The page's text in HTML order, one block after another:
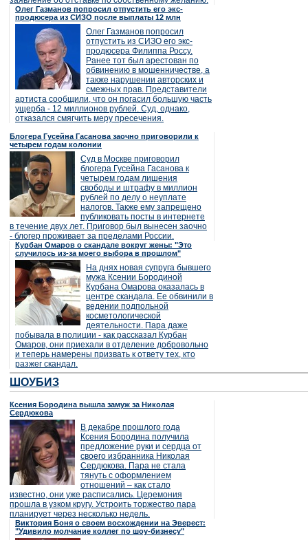
Олег Газманов попросил отпустить его экс-
продюсера из СИЗО после выплаты 12 млн
Олег Газманов попросил
отпустить из СИЗО его экс-
продюсера Филиппа Россу.
Ранее тот был арестован по
обвинению в мошенничестве, а
также нарушении авторских и
смежных прав. Представители
артиста сообщили, что он погасил большую часть
ущерба - 12 миллионов рублей. Суд, однако,
отказался смягчить меру пресечения.
Блогера Гусейна Гасанова заочно приговорили к
четырем годам колонии
Суд в Москве приговорил
блогера Гусейна Гасанова к
четырем годам лишения
свободы и штрафу в миллион
рублей по делу о неуплате
налогов. Также ему запрещено
публиковать посты в интернете
в течение двух лет. Приговор был вынесен заочно
- блогер проживает за пределами России.
Курбан Омаров о скандале вокруг жены: "Это
случилось из-за моего выбора в прошлом"
На днях новая супруга бывшего
мужа Ксении Бородиной
Курбана Омарова оказалась в
центре скандала. Ее обвинили в
ведении подпольной
косметологической
деятельности. Пара даже
побывала в полиции - как рассказал Курбан
Омаров, они приехали в отделение добровольно
и теперь намерены призвать к ответу тех, кто
разжег скандал.
ШОУБИЗ
Ксения Бородина вышла замуж за Николая
Сердюкова
В декабре прошлого года
Ксения Бородина получила
предложение руки и сердца от
своего избранника Николая
Сердюкова. Пара не стала
тянуть с оформлением
отношений – как стало
известно, они уже расписались. Церемония
прошла в узком кругу. Устроить торжество пара
планирует через несколько недель.
Виктория Боня о своем восхождении на Эверест:
"Удивило молчание коллег по шоу-бизнесу"